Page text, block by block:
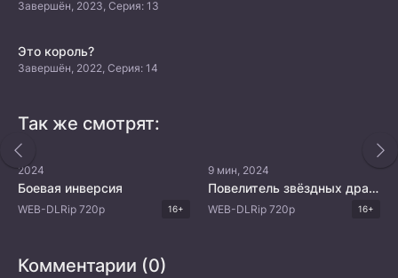
Завершён, 2023, Серия: 13
Это король?
Завершён, 2022, Серия: 14
Так же смотрят:
2024
Боевая инверсия
WEB-DLRip 720p 16+
9 мин, 2024
Повелитель звёздных драконов
WEB-DLRip 720p 16+
Комментарии (0)